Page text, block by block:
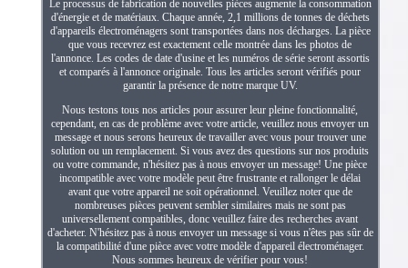
Le processus de fabrication de nouvelles pièces augmente la consommation
d'énergie et de matériaux. Chaque année, 2,1 millions de tonnes de déchets
d'appareils électroménagers sont transportées dans nos décharges. La pièce
que vous recevrez est exactement celle montrée dans les photos de
l'annonce. Les codes de date d'usine et les numéros de série seront assortis
et comparés à l'annonce originale. Tous les articles seront vérifiés pour
garantir la présence de notre marque UV.
Nous testons tous nos articles pour assurer leur pleine fonctionnalité,
cependant, en cas de problème avec votre article, veuillez nous envoyer un
message et nous serons heureux de travailler avec vous pour trouver une
solution ou un remplacement. Si vous avez des questions sur nos produits
ou votre commande, n'hésitez pas à nous envoyer un message! Une pièce
incompatible avec votre modèle peut être frustrante et rallonger le délai
avant que votre appareil ne soit opérationnel. Veuillez noter que de
nombreuses pièces peuvent sembler similaires mais ne sont pas
universellement compatibles, donc veuillez faire des recherches avant
d'acheter. N'hésitez pas à nous envoyer un message si vous n'êtes pas sûr de
la compatibilité d'une pièce avec votre modèle d'appareil électroménager.
Nous sommes heureux de vérifier pour vous!